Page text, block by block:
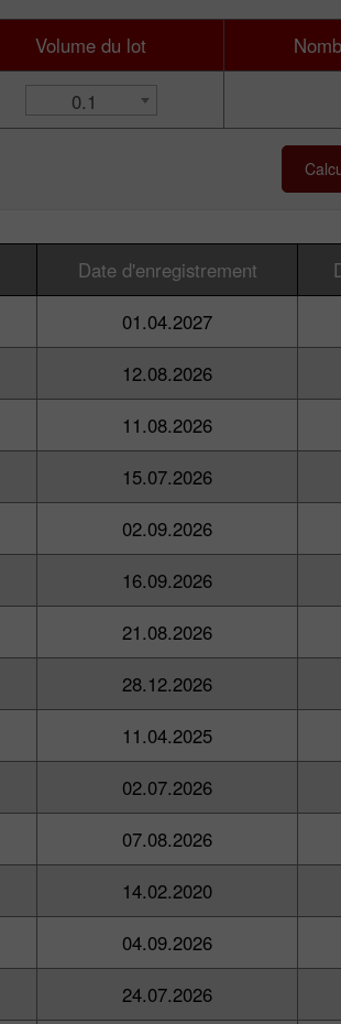
Volume du lot
0.1
Date d'enregistrement
01.04.2027
12.08.2026
11.08.2026
15.07.2026
02.09.2026
16.09.2026
21.08.2026
28.12.2026
11.04.2025
02.07.2026
07.08.2026
14.02.2020
04.09.2026
24.07.2026